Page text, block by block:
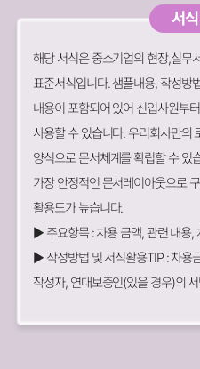
서
해당 서식은 중소기업의 현장,실무
표준서식입니다. 샘플내용, 작성방
내용이 포함되어 있어 신입사원부
사용할 수 있습니다. 우리회사만의
양식으로 문서체계를 확립할 수 있
가장 안정적인 문서레이아웃으로
활용도가 높습니다.
▶ 주요항목 : 차용 금액, 관련 내용,
▶ 작성방법 및 서식활용TIP : 차용
작성자, 연대보증인(있을 경우)의